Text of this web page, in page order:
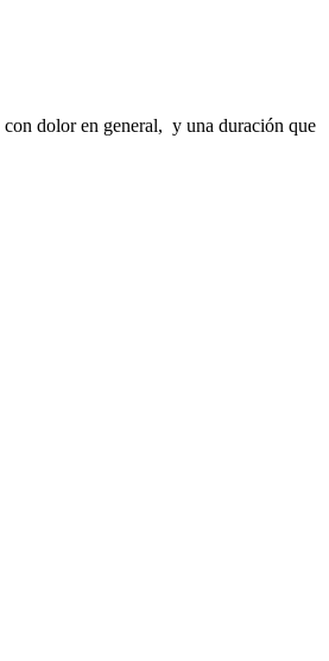
con dolor en general, y una duración que